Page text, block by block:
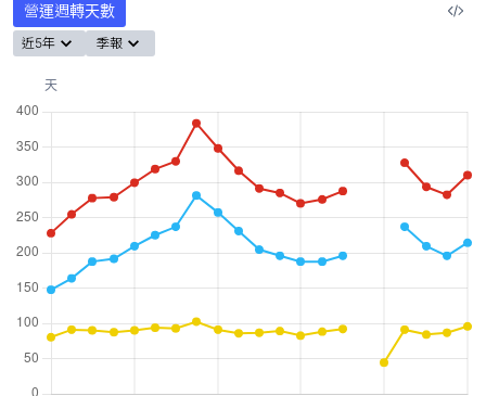
營運週轉天數
近5年 季報